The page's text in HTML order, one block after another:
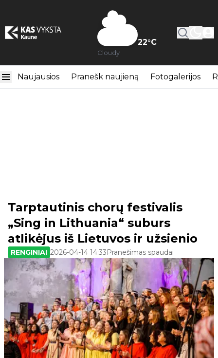
22°C
Cloudy
Naujausios Pranešk naujieną Fotogalerijos
Tarptautinis chorų festivalis
„Sing in Lithuania“ suburs
atlikėjus iš Lietuvos ir užsienio
RENGINIAI 2026-04-14 14:33Pranešimas spaudai